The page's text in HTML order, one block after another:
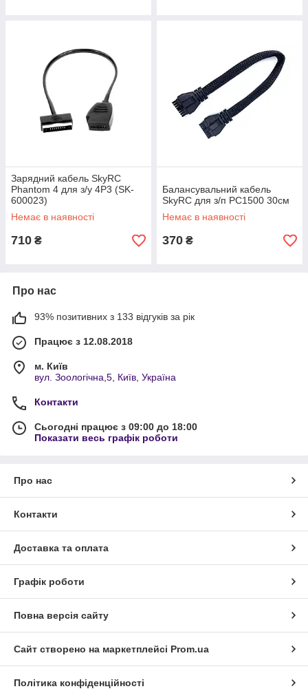
Зарядний кабель SkyRC
Phantom 4 для з/у 4P3 (SK-
600023)
Немає в наявності
710 ₴
Балансувальний кабель
SkyRC для з/п PC1500 30см
Немає в наявності
370 ₴
Про нас
93% позитивних з 133 відгуків за рік
Працює з 12.08.2018
м. Київ
вул. Зоологічна,5, Київ, Україна
Контакти
Сьогодні працює з 09:00 до 18:00
Показати весь графік роботи
Про нас
Контакти
Доставка та оплата
Графік роботи
Повна версія сайту
Сайт створено на маркетплейсі Prom.ua
Політика конфіденційності